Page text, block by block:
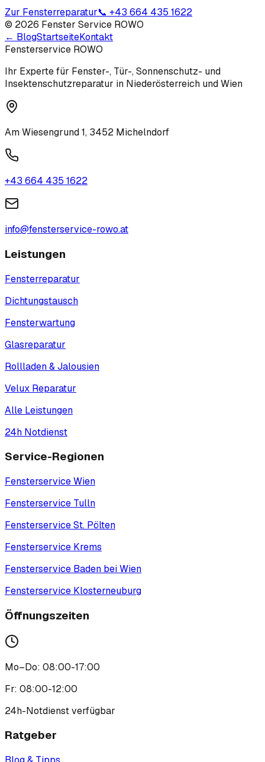
Zur Fensterreparatur📞 +43 664 435 1622
© 2026 Fenster Service ROWO
← BlogStartseiteKontakt
Fensterservice ROWO
Ihr Experte für Fenster-, Tür-, Sonnenschutz- und
Insektenschutzreparatur in Niederösterreich und Wien
Am Wiesengrund 1, 3452 Michelndorf
+43 664 435 1622
info@fensterservice-rowo.at
Leistungen
Fensterreparatur
Dichtungstausch
Fensterwartung
Glasreparatur
Rollladen & Jalousien
Velux Reparatur
Alle Leistungen
24h Notdienst
Service-Regionen
FensterserviceWien
Fensterservice Tulln
FensterserviceSt. Pölten
Fensterservice Krems
Fensterservice Baden bei Wien
Fensterservice Klosterneuburg
Öffnungszeiten
Mo–Do: 08:00-17:00
Fr: 08:00-12:00
24h-Notdienst verfügbar
Ratgeber